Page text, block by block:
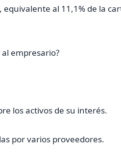
al 11,1% de la
al empresario?
los activos de su interés.
por varios proveedores.